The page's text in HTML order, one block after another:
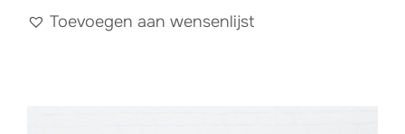
Toevoegen aan wensenlijst